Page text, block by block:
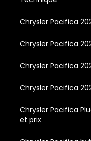
Chrysler Pacifica
Chrysler Pacifica
Chrysler Pacifica
Chrysler Pacifica
Chrysler Pacifica
et prix